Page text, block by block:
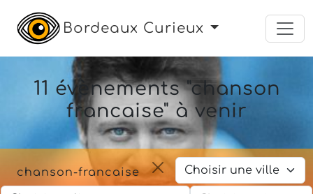
Bordeaux Curieux
11 évènements "chanson
francaise" à venir
chanson-francaise